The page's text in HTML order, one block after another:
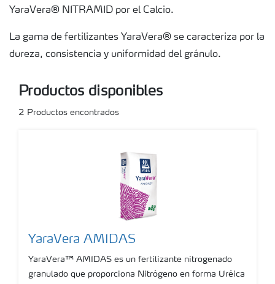
Consejos para la aplicación de fertilizantes
Suscripción Yara
YaraVera® NITRAMID por el Calcio.
La gama de fertilizantes YaraVera® se caracteriza por la
dureza, consistencia y uniformidad del gránulo.
Productos disponibles
2 Productos encontrados
YaraVera AMIDAS
YaraVera™ AMIDAS es un fertilizante nitrogenado
granulado que proporciona Nitrógeno en forma Uréica